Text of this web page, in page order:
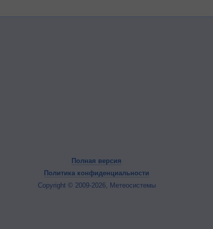
Полная версия
Политика конфиденциальности
Copyright © 2009-2026, Метеосистемы